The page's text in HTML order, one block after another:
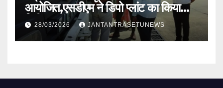
आयोजित,एसडीएम ने डिपो प्लांट का किया
निरीक्षण
28/03/2026 JANTANTRASETUNEWS